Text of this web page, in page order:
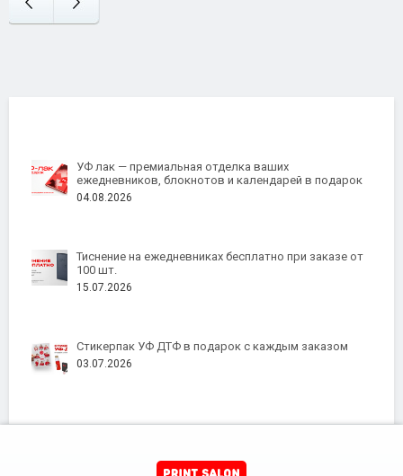
УФ лак — премиальная отделка ваших
ежедневников, блокнотов и календарей в подарок
04.08.2026
Тиснение на ежедневниках бесплатно при заказе от
100 шт.
15.07.2026
Стикерпак УФ ДТФ в подарок с каждым заказом
03.07.2026